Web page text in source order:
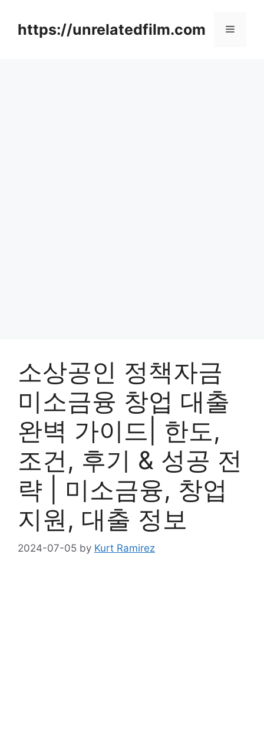
contenthttps://unrelatedfilm.com Menu
소상공인 정책자금
미소금융 창업 대출
완벽 가이드| 한도,
조건, 후기 & 성공 전
략 | 미소금융, 창업
지원, 대출 정보
2024-07-05 by Kurt Ramirez